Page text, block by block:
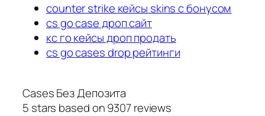
counter strike кейсы skins с бонусом
cs go case дроп сайт
кс го кейсы дроп продать
cs go cases drop рейтинги
Cases Без Депозита
5 stars based on9307reviews